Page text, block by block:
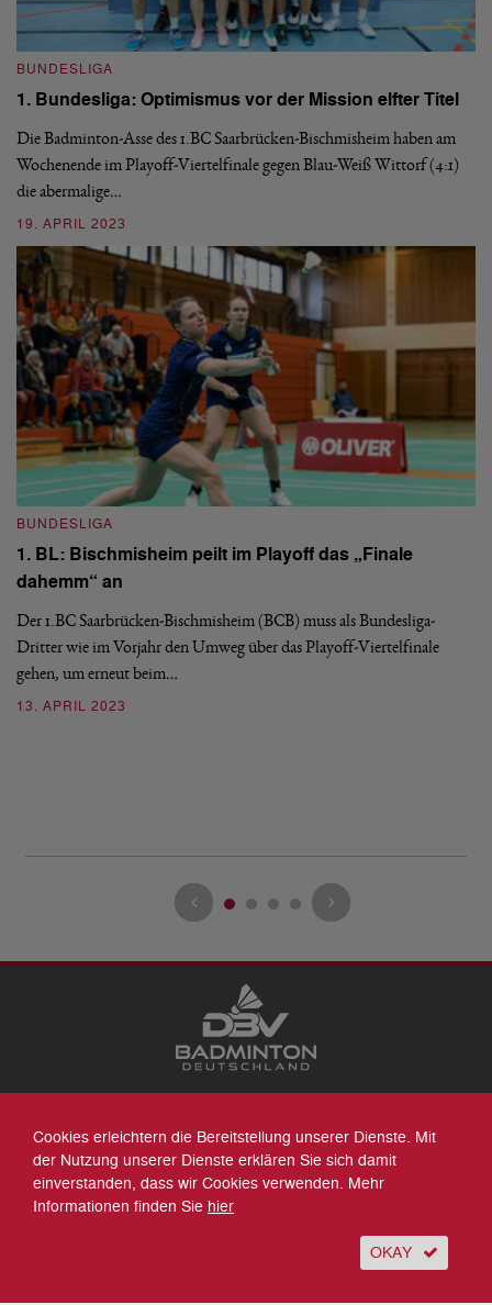
BUNDESLIGA
1. Bundesliga: Optimismus vor der Mission elfter Titel
Die Badminton-Asse des 1.BC Saarbrücken-Bischmisheim haben am
Wochenende im Playoff-Viertelfinale gegen Blau-Weiß Wittorf (4:1)
die abermalige…
19. APRIL 2023
BUNDESLIGA
1. BL: Bischmisheim peilt im Playoff das „Finale
dahemm“ an
Der 1.BC Saarbrücken-Bischmisheim (BCB) muss als Bundesliga-
Dritter wie im Vorjahr den Umweg über das Playoff-Viertelfinale
gehen, um erneut beim…
13. APRIL 2023
Datenschutz
Impressum
Sitemap
Kontakt
Cookies erleichtern die Bereitstellung unserer Dienste. Mit
der Nutzung unserer Dienste erklären Sie sich damit
einverstanden, dass wir Cookies verwenden. Mehr
Informationen finden Sie hier
OKAY